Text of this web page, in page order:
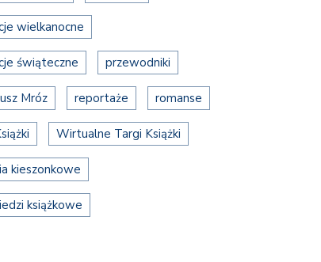
wielkanocne
świąteczne przewodniki
Mróz reportaże romanse
Wirtualne Targi Książki
kieszonkowe
książkowe